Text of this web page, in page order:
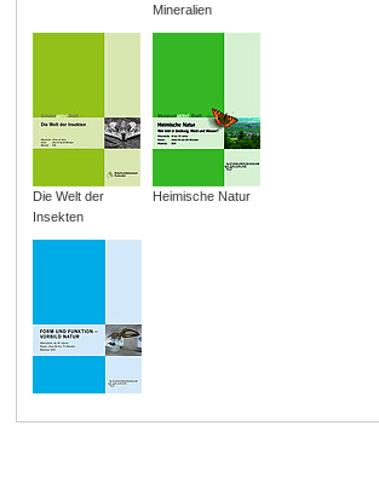
Mineralien
Die Welt der
Insekten
Heimische Natur